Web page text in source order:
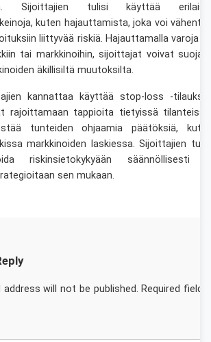
Sijoittajien tulisi käyttää
kuten hajauttamista, joka voi
liittyvää riskiä. Hajauttamalla varoja
tai markkinoihin, sijoittajat voivat
äkillisiltä muutoksilta.
kannattaa käyttää stop-loss -
rajoittamaan tappioita tietyissä
tunteiden ohjaamia päätöksiä,
markkinoiden laskiessa. Sijoittajien
riskinsietokykyään säännöllisesti
sen mukaan.
address will not be published. Required fields